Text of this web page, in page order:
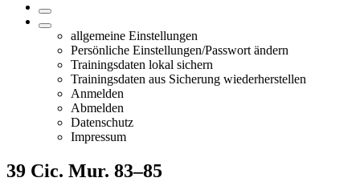
allgemeine Einstellungen
Persönliche Einstellungen/Passwort ändern
Trainingsdaten lokal sichern
Trainingsdaten aus Sicherung wiederherstellen
Anmelden
Abmelden
Datenschutz
Impressum
39 Cic. Mur. 83–85